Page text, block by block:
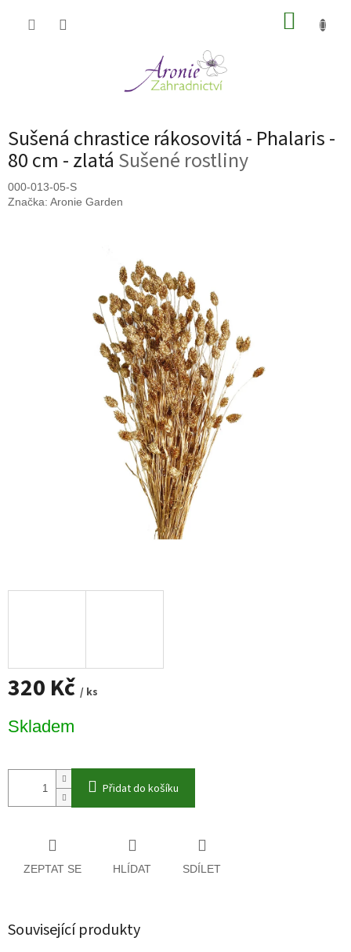
Sušená chrastice rákosovitá - Phalaris -
80 cm - zlatá Sušené rostliny
000-013-05-S
Značka: Aronie Garden
320 Kč / ks
cena:
Skladem
Přidat do košíku
ZEPTAT SE HLÍDAT SDÍLET
Související produkty